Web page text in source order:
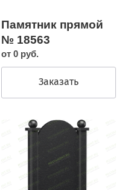
Памятник прямой
№ 18563
от 0 руб.
Заказать